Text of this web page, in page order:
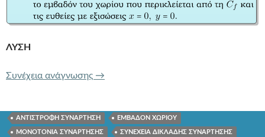
ΛΥΣΗ
Συνέχεια ανάγνωσης 9.26 ΘΕΜΑ ΣΤΗ ΜΕΛΕΤΗ
→
ΑΝΤΙΣΤΡΟΦΗ ΣΥΝΑΡΤΗΣΗ ΕΜΒΑΔΟΝ ΧΩΡΙΟΥ
ΜΟΝΟΤΟΝΙΑ ΣΥΝΑΡΤΗΣΗΣ ΣΥΝΕΧΕΙΑ ΔΙΚΛΑΔΗΣ ΣΥΝΑΡΤΗΣΗΣ